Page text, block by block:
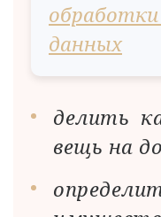
данных
делить
вещь на